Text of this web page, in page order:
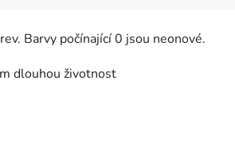
Barvy počínající 0 jsou neonové.
dlouhou životnost